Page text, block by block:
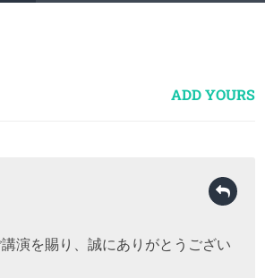
ADD YOURS
演を賜り、誠にありがとうござい